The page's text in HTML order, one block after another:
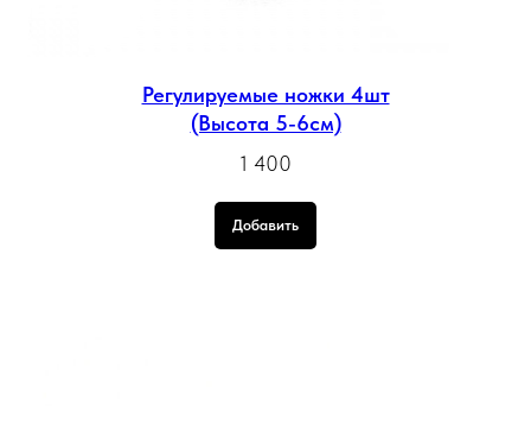
Регулируемые ножки 4шт
(Высота 5-6см)
1 400
Добавить